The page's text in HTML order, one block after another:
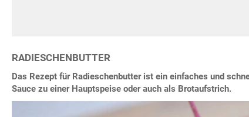
RADIESCHENBUTTER
Das Rezept für Radieschenbutter ist ein einfaches und
Sauce zu einer Hauptspeise oder auch als Brotaufstrich.